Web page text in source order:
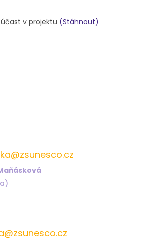
v projektu (Stáhnout)